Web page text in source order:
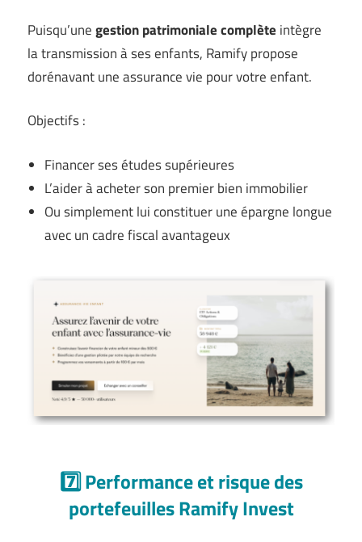
Puisqu’unegestion patrimoniale complète intègre
la transmission à ses enfants, Ramify propose
dorénavant une assurance vie pour votre enfant.
Objectifs :
Financer ses études supérieures
L’aider à acheter son premier bien immobilier
Ou simplement lui constituer une épargne longue
avec un cadre fiscal avantageux
7️⃣ Performance et risque des
portefeuilles Ramify Invest